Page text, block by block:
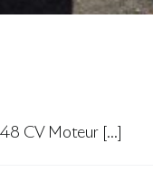
CV Moteur [...]